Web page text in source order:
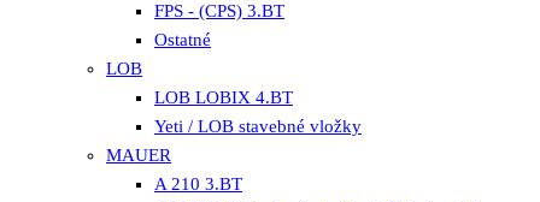
FPS - (CPS) 3.BT
Ostatné
LOB
LOB LOBIX 4.BT
Yeti / LOB stavebné vložky
MAUER
A 210 3.BT